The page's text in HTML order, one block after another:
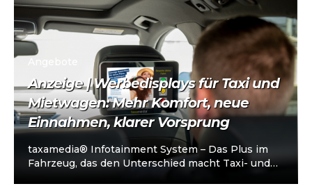
Anzeige | Werbedisplays für Taxi und
Mietwagen: Mehr Komfort, neue
Einnahmen, klarer Vorsprung
taxamedia® Infotainment System – Das Plus im
Fahrzeug, das den Unterschied macht Taxi- und